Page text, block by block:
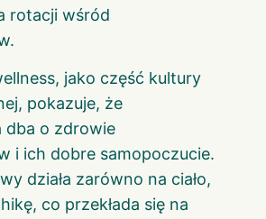
rotacji wśród
jako część kultury
pokazuje, że
dba o zdrowie
i ich dobre samopoczucie.
działa zarówno na ciało,
co przekłada się na